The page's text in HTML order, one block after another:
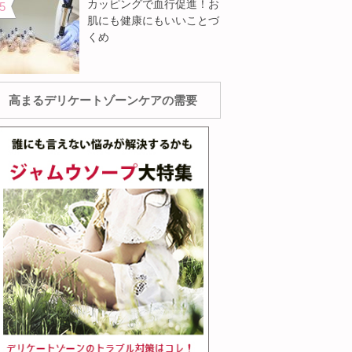
カッピングで血行促進！お
肌にも健康にもいいことづ
くめ
高まるデリケートゾーンケアの需要